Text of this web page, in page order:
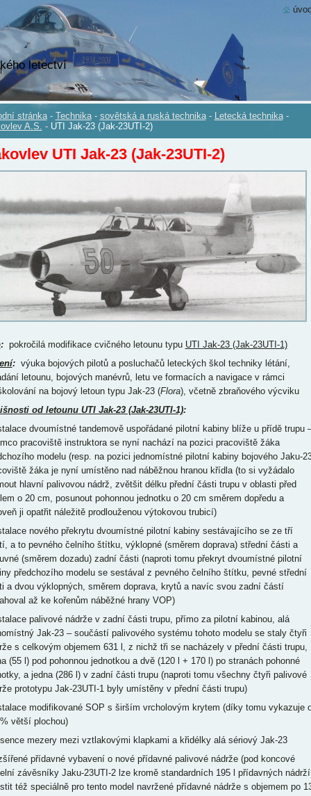
letectví
stránka - Technika - sovětská a ruská technika - Letecká technika -
A.S. - UTI Jak-23 (Jak-23UTI-2)
UTI Jak-23 (Jak-23UTI-2)
:pokročilá modifikace cvičného letounu typu UTI Jak-23 (Jak-23UTI-1)
:výuka bojových pilotů a posluchačů leteckých škol techniky létání,
letounu, bojových manévrů, letu ve formacích a navigace v rámci
na bojový letoun typu Jak-23 (Flora), včetně zbraňového výcviku
od letounu UTI Jak-23 (Jak-23UTI-1):
dvoumístné tandemově uspořádané pilotní kabiny blíže u přídě trupu
pracoviště instruktora se nyní nachází na pozici pracoviště žáka
modelu (resp. na pozici jednomístné pilotní kabiny bojového Jaku-
žáka je nyní umístěno nad náběžnou hranou křídla (to si vyžádalo
hlavní palivovou nádrž, zvětšit délku přední části trupu v oblasti před
o 20 cm, posunout pohonnou jednotku o 20 cm směrem dopředu a
ji opatřit náležitě prodlouženou výtokovou trubicí)
nového překrytu dvoumístné pilotní kabiny sestávajícího se ze tří
a to pevného čelního štítku, výklopné (směrem doprava) střední části a
(směrem dozadu) zadní části (naproti tomu překryt dvoumístné pilotní
předchozího modelu se sestával z pevného čelního štítku, pevné střední
a dvou výklopných, směrem doprava, krytů a navíc svou zadní částí
až ke kořenům náběžné hrany VOP)
palivové nádrže v zadní části trupu, přímo za pilotní kabinou, alá
Jak-23 – součástí palivového systému tohoto modelu se staly čtyři
s celkovým objemem 631 l, z nichž tři se nacházely v přední části trupu,
(55 l) pod pohonnou jednotkou a dvě (120 l + 170 l) po stranách pohonné
a jedna (286 l) v zadní části trupu (naproti tomu všechny čtyři palivové
prototypu Jak-23UTI-1 byly umístěny v přední části trupu)
modifikované SOP s širším vrcholovým krytem (díky tomu vykazuje
větší plochou)
mezery mezi vztlakovými klapkami a křidélky alá sériový Jak-23
přídavné vybavení o nové přídavné palivové nádrže (pod koncové
závěsníky Jaku-23UTI-2 lze kromě standardních 195 l přídavných nádrží
též speciálně pro tento model navržené přídavné nádrže s objemem po